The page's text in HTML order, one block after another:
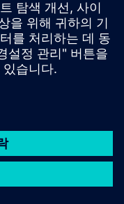
간단히 시각화하여
게 감지되고 노력이